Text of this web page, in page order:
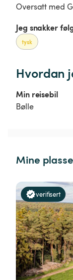
Oversatt med
Jeg snakker
tysk
Hvordan
Min reisebil
Bølle
Mine
verifisert